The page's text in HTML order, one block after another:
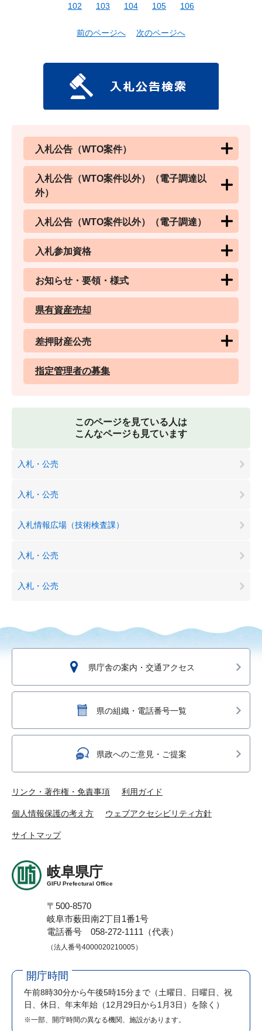
102
103 104 105 106
前のページへ 次のページへ
入札公告（WTO案件）
入札公告（WTO案件以外）（電子調達以
外）
入札公告（WTO案件以外）（電子調達）
入札参加資格
お知らせ・要領・様式
県有資産売却
差押財産公売
指定管理者の募集
このページを見ている人は
こんなページも見ています
入札・公売
入札・公売
入札情報広場（技術検査課）
入札・公売
入札・公売
県庁舎の案内・交通アクセス
県の組織・電話番号一覧
県政へのご意見・ご提案
リンク・著作権・免責事項 利用ガイド
個人情報保護の考え方 ウェブアクセシビリティ方針
サイトマップ
岐阜県庁
GIFU Prefectural Office
〒500-8570
岐阜市薮田南2丁目1番1号
電話番号 058-272-1111（代表）
（法人番号4000020210005）
開庁時間
午前8時30分から午後5時15分まで （土曜日、日曜日、祝
日、休日、年末年始（12月29日から1月3日）を除く）
※一部、開庁時間の異なる機関、施設があります。